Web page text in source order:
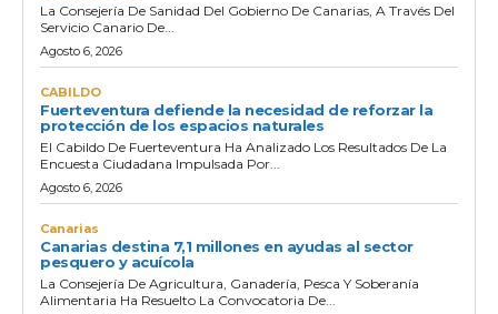
La Consejería De Sanidad Del Gobierno De Canarias, A Través Del
Servicio Canario De...
Agosto 6, 2026
CABILDO
Fuerteventura defiende la necesidad de reforzar la
protección de los espacios naturales
El Cabildo De Fuerteventura Ha Analizado Los Resultados De La
Encuesta Ciudadana Impulsada Por...
Agosto 6, 2026
Canarias
Canarias destina 7,1 millones en ayudas al sector
pesquero y acuícola
La Consejería De Agricultura, Ganadería, Pesca Y Soberanía
Alimentaria Ha Resuelto La Convocatoria De...